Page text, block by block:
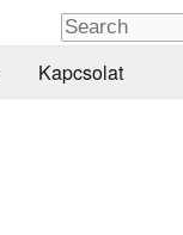
Kapcsolat